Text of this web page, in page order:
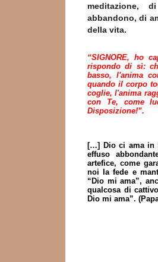
meditazione,
abbandono, di
della vita.
“SIGNORE, ho
rispondo di sì:
basso, l'anima
quando il corpo
coglie, l'anima
con Te, come
Disposizione!”.
[…] Dio ci ama in
effuso
artefice, come
noi la fede e
“Dio mi ama”,
qualcosa di
Dio mi ama”.